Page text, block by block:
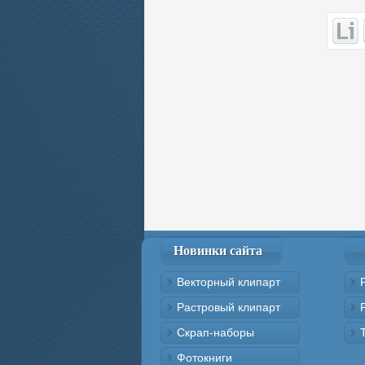
Новинки сайта
Векторный клипарт
Растровый клипарт
Скрап-наборы
Фотокниги